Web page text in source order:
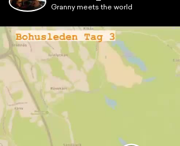
Granny meets the world